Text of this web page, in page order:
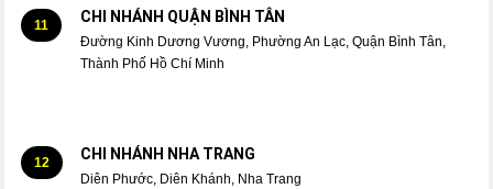
11 CHI NHÁNH QUẬN BÌNH TÂN
Đường Kinh Dương Vương, Phường An Lạc, Quận Bình Tân,
Thành Phố Hồ Chí Minh
12 CHI NHÁNH NHA TRANG
Diên Phước, Diên Khánh, Nha Trang